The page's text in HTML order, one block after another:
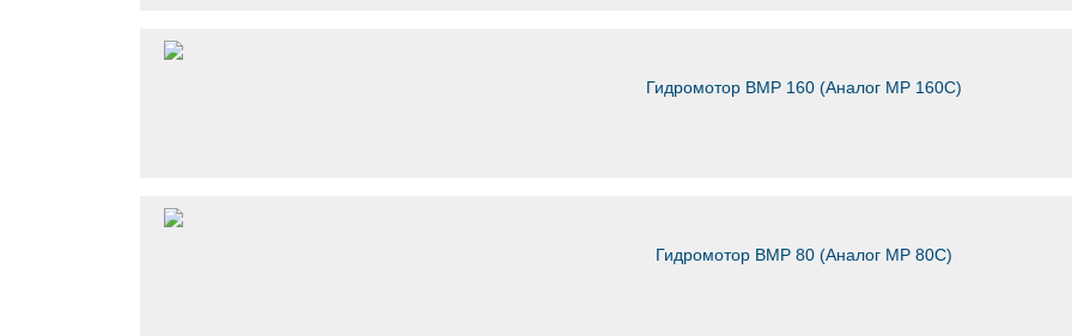
Гидромотор ВМР 160 (Аналог MP 160C)
Гидромотор ВМР 80 (Аналог MP 80C)